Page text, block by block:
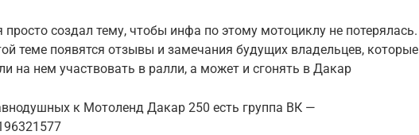
просто создал тему, чтобы инфа по этому мотоциклу не потерялась.
теме появятся отзывы и замечания будущих владельцев, которые
на нем участвовать в ралли, а может и сгонять в Дакар
к Мотоленд Дакар 250 есть группа ВК —